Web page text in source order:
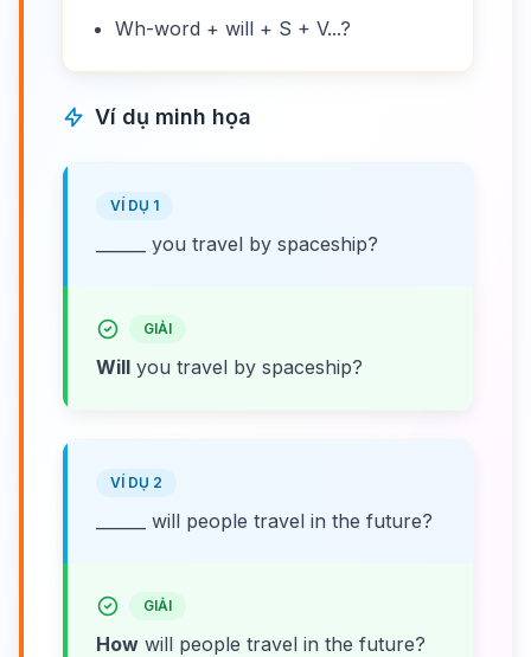
Wh-word + will + S + V...?
Ví dụ minh họa
VÍ DỤ 1
______ you travel by spaceship?
GIẢI
Will you travel by spaceship?
VÍ DỤ 2
______ will people travel in the future?
GIẢI
How will people travel in the future?